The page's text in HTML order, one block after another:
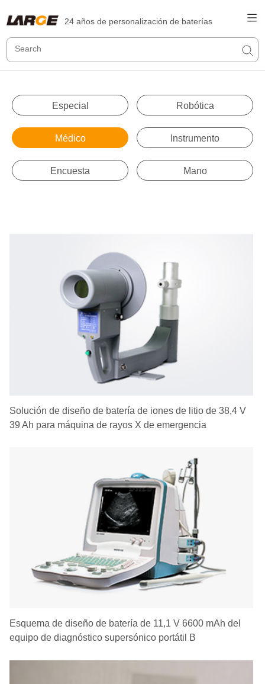
24 años de personalización de baterías
Especial Robótica
Médico Instrumento
Encuesta Mano
Solución de diseño de batería de iones de litio de 38,4 V
39 Ah para máquina de rayos X de emergencia
Esquema de diseño de batería de 11,1 V 6600 mAh del
equipo de diagnóstico supersónico portátil B